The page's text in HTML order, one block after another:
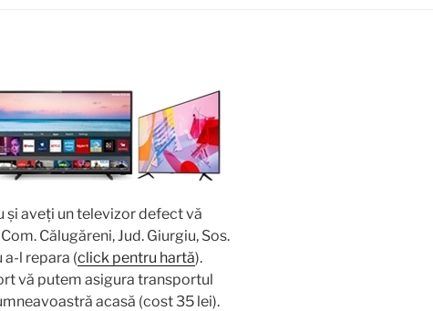
şi aveţi un televizor defect vă
Călugăreni, Jud. Giurgiu, Sos.
a-l repara (click pentru hartă).
vă putem asigura transportul
acasă (cost 35 lei).